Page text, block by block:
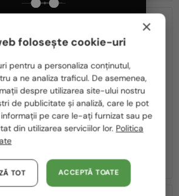
- 54
2-4 ZILE
OLIVER PEOPLES—
Ochelari de soare
OV5601SU RUENY - 179952 - 51
/ RO
/ PL
/ HU
Arab Emirates / EN
/ AT
/ DE
×
folosește cookie-uri
pentru a personaliza conținutul,
a ne analiza traficul. De asemenea,
despre utilizarea site-ului nostru
de publicitate și analiză, care le pot
pe care le-ați furnizat sau pe
din utilizarea serviciilor lor. Politica
ACCEPTĂ TOATE
TOT